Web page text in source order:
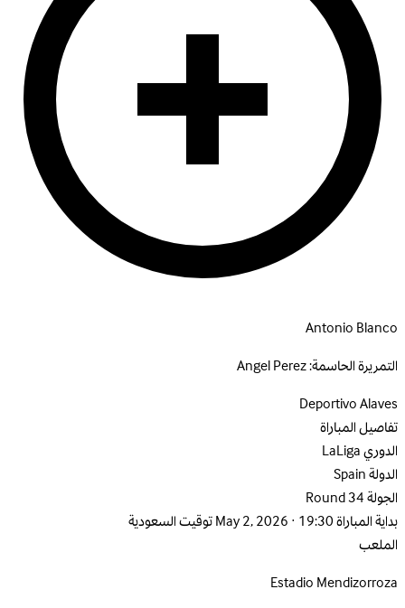
Antonio Blanco
التمريرة الحاسمة:Angel Perez
Deportivo Alaves
تفاصيل المباراة
الدوريLaLiga
الدولةSpain
الجولةRound 34
بداية المباراةMay 2, 2026 · 19:30 توقيت السعودية
الملعب
Estadio Mendizorroza